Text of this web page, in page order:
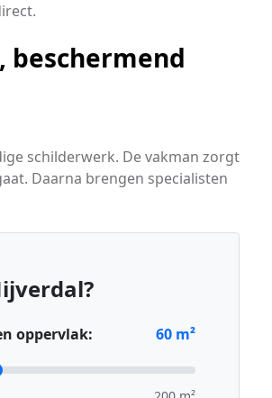
beschermend
schilderwerk. De vakman zorgt
Daarna brengen specialisten
oppervlak: 60 m²